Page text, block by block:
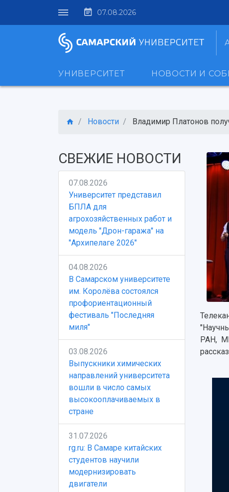
07.08.2026
УНИВЕРСИТЕТ НОВОСТИ И
Новости Владимир Платонов
СВЕЖИЕ НОВОСТИ
07.08.2026
Университет представил
БПЛА для
агрохозяйственных работ и
модель "Дрон-гаража" на
"Архипелаге 2026"
04.08.2026
В Самарском университете
им. Королёва состоялся
профориентационный
фестиваль "Последняя
миля"
03.08.2026
Выпускники химических
направлений университета
вошли в число самых
высокооплачиваемых в
стране
31.07.2026
rg.ru: В Самаре китайских
студентов научили
модернизировать
двигатели
РАН,